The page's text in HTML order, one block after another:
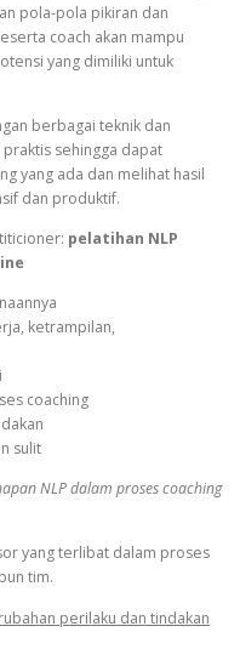
pola-pola pikiran dan
coach akan mampu
yang dimiliki untuk
berbagai teknik dan
sehingga dapat
yang ada dan melihat hasil
dan produktif.
pelatihan NLP
ketrampilan,
coaching
sulit
NLP dalam proses coaching
yang terlibat dalam proses
tim.
perilaku dan tindakan